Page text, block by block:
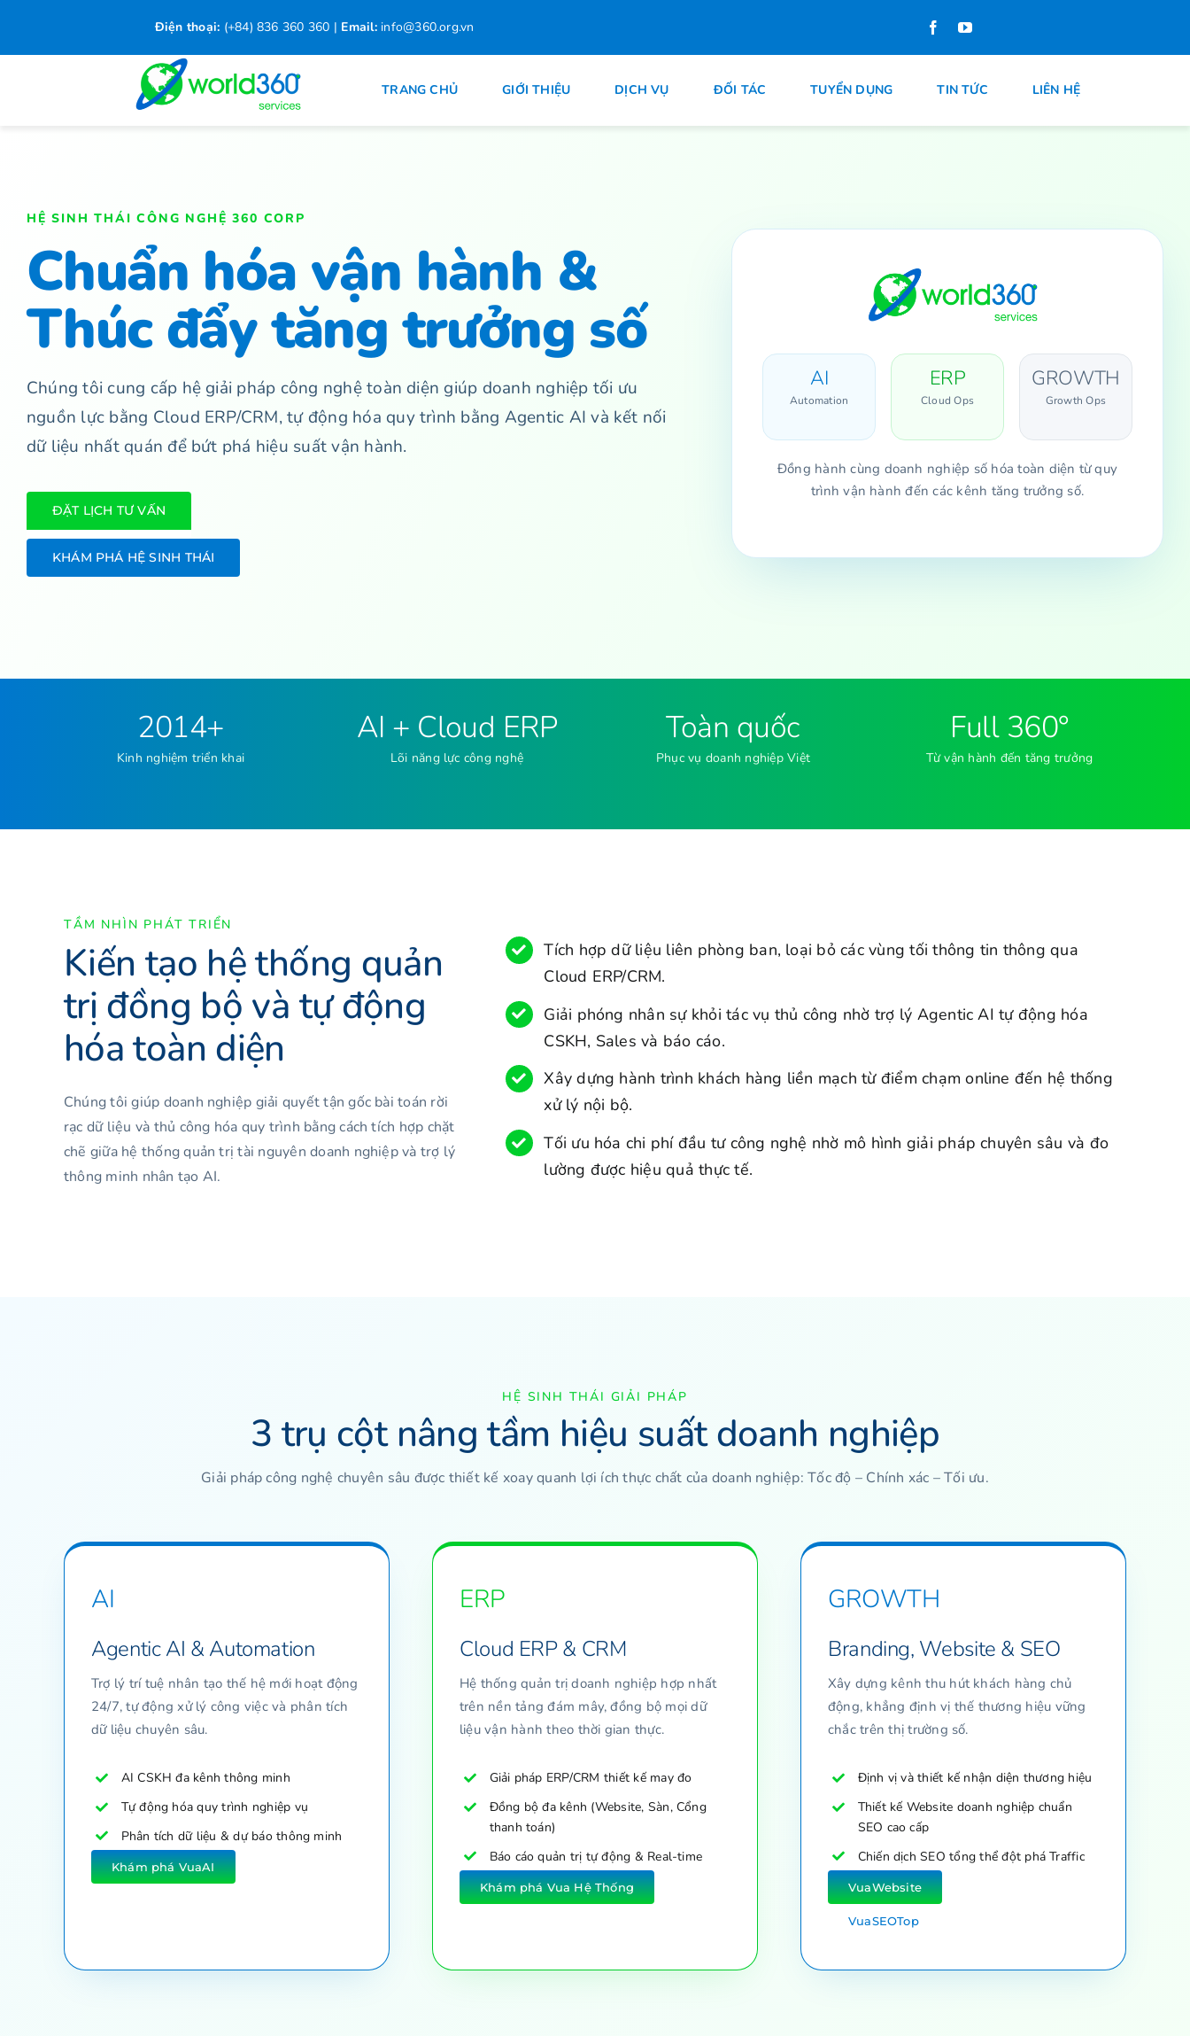
content
Điện thoại: (+84) 836 360 360 | Email: info@360.org.vn
TRANG CHỦ GIỚI THIỆU DỊCH VỤ ĐỐI TÁC TUYỂN DỤNG TIN TỨC LIÊN HỆ
HỆ SINH THÁI CÔNG NGHỆ 360 CORP
Chuẩn hóa vận hành &
Thúc đẩy tăng trưởng số
Chúng tôi cung cấp hệ giải pháp công nghệ toàn diện giúp doanh nghiệp tối ưu
nguồn lực bằng Cloud ERP/CRM, tự động hóa quy trình bằng Agentic AI và kết nối
dữ liệu nhất quán để bứt phá hiệu suất vận hành.
ĐẶT LỊCH TƯ VẤN
KHÁM PHÁ HỆ SINH THÁI
AI
Automation
ERP
Cloud Ops
GROWTH
Growth Ops
Đồng hành cùng doanh nghiệp số hóa toàn diện từ quy
trình vận hành đến các kênh tăng trưởng số.
2014+
Kinh nghiệm triển khai
AI + Cloud ERP
Lõi năng lực công nghệ
Toàn quốc
Phục vụ doanh nghiệp Việt
Full 360°
Từ vận hành đến tăng trưởng
TẦM NHÌN PHÁT TRIỂN
Kiến tạo hệ thống quản
trị đồng bộ và tự động
hóa toàn diện
Chúng tôi giúp doanh nghiệp giải quyết tận gốc bài toán rời
rạc dữ liệu và thủ công hóa quy trình bằng cách tích hợp chặt
chẽ giữa hệ thống quản trị tài nguyên doanh nghiệp và trợ lý
thông minh nhân tạo AI.
Tích hợp dữ liệu liên phòng ban, loại bỏ các vùng tối thông tin thông qua
Cloud ERP/CRM.
Giải phóng nhân sự khỏi tác vụ thủ công nhờ trợ lý Agentic AI tự động hóa
CSKH, Sales và báo cáo.
Xây dựng hành trình khách hàng liền mạch từ điểm chạm online đến hệ thống
xử lý nội bộ.
Tối ưu hóa chi phí đầu tư công nghệ nhờ mô hình giải pháp chuyên sâu và đo
lường được hiệu quả thực tế.
HỆ SINH THÁI GIẢI PHÁP
3 trụ cột nâng tầm hiệu suất doanh nghiệp
Giải pháp công nghệ chuyên sâu được thiết kế xoay quanh lợi ích thực chất của doanh nghiệp: Tốc độ – Chính xác – Tối ưu.
AI
Agentic AI & Automation
Trợ lý trí tuệ nhân tạo thế hệ mới hoạt động
24/7, tự động xử lý công việc và phân tích
dữ liệu chuyên sâu.
AI CSKH đa kênh thông minh
Tự động hóa quy trình nghiệp vụ
Phân tích dữ liệu & dự báo thông minh
Khám phá VuaAI
ERP
Cloud ERP & CRM
Hệ thống quản trị doanh nghiệp hợp nhất
trên nền tảng đám mây, đồng bộ mọi dữ
liệu vận hành theo thời gian thực.
Giải pháp ERP/CRM thiết kế may đo
Đồng bộ đa kênh (Website, Sàn, Cổng
thanh toán)
Báo cáo quản trị tự động & Real-time
Khám phá Vua Hệ Thống
GROWTH
Branding, Website & SEO
Xây dựng kênh thu hút khách hàng chủ
động, khẳng định vị thế thương hiệu vững
chắc trên thị trường số.
Định vị và thiết kế nhận diện thương hiệu
Thiết kế Website doanh nghiệp chuẩn
SEO cao cấp
Chiến dịch SEO tổng thể đột phá Traffic
VuaWebsite
VuaSEOTop